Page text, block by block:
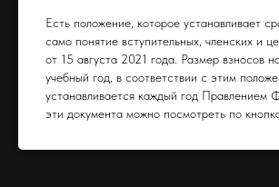
Есть положение, которое устанавливает
само понятие вступительных, членских и
от 15 августа 2021 года. Размер взносов
учебный год, в соответствии с этим
устанавливается каждый год Правлением
эти документа можно посмотреть по